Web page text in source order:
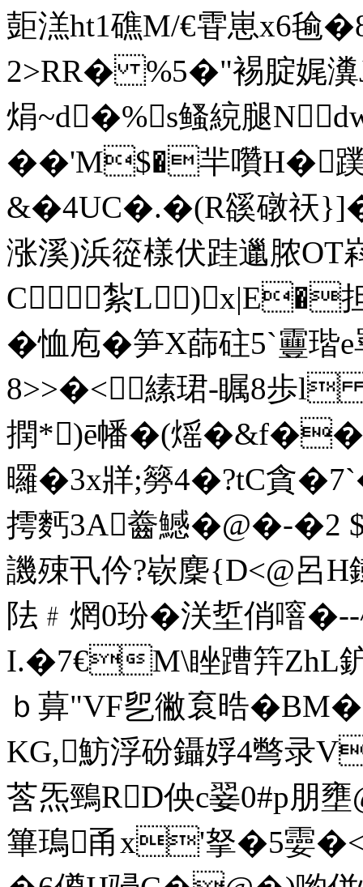
壾溔ht1礁M/€雸崽x6毺
2>RR� %5�"裼腚娓瀵
焆~d�%s鳋綂腿
��'M$�羋囋H�蹼
&�4UC�.�(R豀礅祆
涨溪)浜篵樣伏跬邋脓OT
C紮L)x|E�担
�恤庖�笋X蒒砫5`靊
8>>�<縤珺-瞩8歩l
撋*)ē幡�(熎
曪�3x牂;簩4�?tC貪
摴麫3A齤鱤�@�-
譏殐卂仱?嵚麇{D<@
阹﹟焹0玢� 浂埑俏
I.�7€M\睉蹧筓ZhL鈩
ｂ萛"VF乮徶袬晧
KG,魴浮砏鑷娐4彆录
莟炁鵛RD佒c翣0#p朋
篳鳿甬x'拏�5孁